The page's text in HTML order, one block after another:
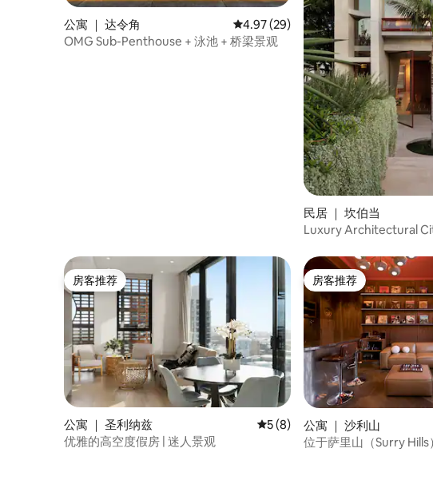
公寓 ｜ 达令角 平均评分 4.97 分（满分 5 分），共
4.97 (29)
OMG Sub-Penthouse + 泳池 + 桥梁景观
民居 ｜ 坎伯当
Luxury Architectural
房客推荐
房客推荐
公寓 ｜ 圣利纳兹 平均评分 5 分（满分 5 分），共 8
5 (8)
优雅的高空度假房 | 迷人景观
房客推荐
房客推荐
公寓 ｜ 沙利山
位于萨里山（Surry